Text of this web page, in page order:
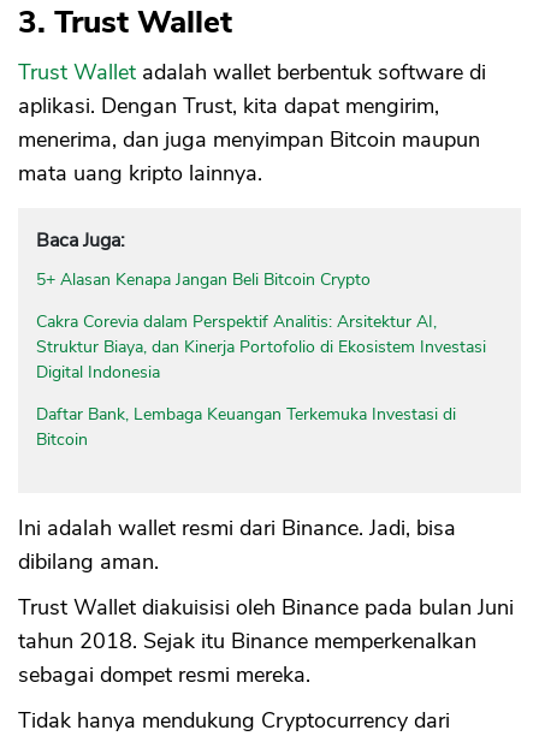
3. Trust Wallet
Trust Wallet adalah wallet berbentuk software di
aplikasi. Dengan Trust, kita dapat mengirim,
menerima, dan juga menyimpan Bitcoin maupun
mata uang kripto lainnya.
Baca Juga:
5+ Alasan Kenapa Jangan Beli Bitcoin Crypto
Cakra Corevia dalam Perspektif Analitis: Arsitektur AI,
Struktur Biaya, dan Kinerja Portofolio di Ekosistem Investasi
Digital Indonesia
Daftar Bank, Lembaga Keuangan Terkemuka Investasi di
Bitcoin
Ini adalah wallet resmi dari Binance. Jadi, bisa
dibilang aman.
Trust Wallet diakuisisi oleh Binance pada bulan Juni
tahun 2018. Sejak itu Binance memperkenalkan
sebagai dompet resmi mereka.
Tidak hanya mendukung Cryptocurrency dari